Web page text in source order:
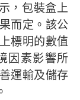
，包裝盒上
而定。該公
標明的數值
因素影響所
運輸及儲存